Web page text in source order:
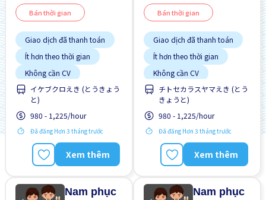
Bán thời gian
Giao dịch đã thanh toán
Ít hơn theo thời gian
Không cần CV
Không cần kinh nghiệm
Nâng cao
イケブクロえき (とうきょう
と)
980 - 1,225/hour
Đã đăng Hơn 3 tháng trước
Xem thêm
Bán thời gian
Giao dịch đã thanh toán
Ít hơn theo thời gian
Không cần CV
Không cần kinh nghiệm
Nâng cao
チトセカラスヤマえき (とう
きょうと)
980 - 1,225/hour
Đã đăng Hơn 3 tháng trước
Xem thêm
Nam phục
Nam phục